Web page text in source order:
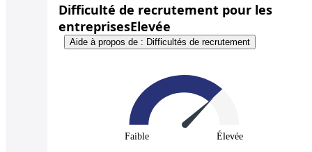
Difficulté de recrutement pour les
entreprisesElevée
Aide à propos de : Difficultés de recrutement
Faible Élevée